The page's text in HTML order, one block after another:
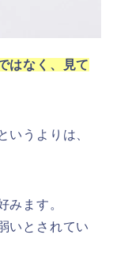
はなく、見て
いうよりは、
みます。
いとされてい